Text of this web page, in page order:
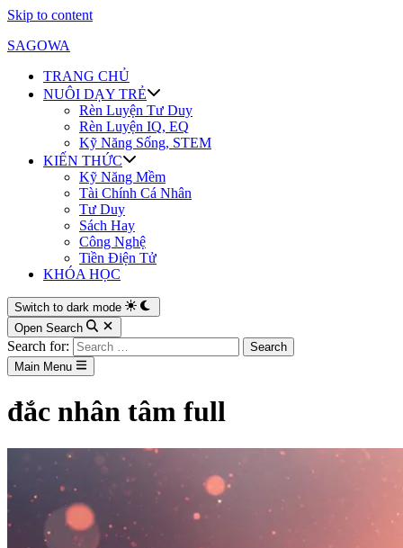
Skip to content
SAGOWA
TRANG CHỦ
NUÔI DẠY TRẺ
Rèn Luyện Tư Duy
Rèn Luyện IQ, EQ
Kỹ Năng Sống, STEM
KIẾN THỨC
Kỹ Năng Mềm
Tài Chính Cá Nhân
Tư Duy
Sách Hay
Công Nghệ
Tiền Điện Tử
KHÓA HỌC
Switch to dark mode
Open Search
Search for:
Main Menu
đắc nhân tâm full